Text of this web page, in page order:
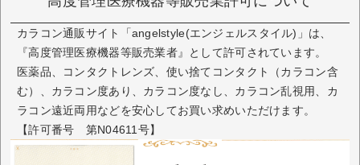
カラコン通販サイト「angelstyle(エンジェルスタイル)」は、
『高度管理医療機器等販売業者』として許可されています。
医薬品、コンタクトレンズ、使い捨てコンタクト（カラコン含
む）、カラコン度あり、カラコン度なし、カラコン乱視用、カ
ラコン遠近両用などを安心してお買い求めいただけます。
【許可番号 第N04611号】